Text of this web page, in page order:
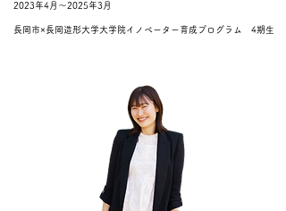
2023年4月〜2025年3月
長岡市×長岡造形大学大学院イノベーター育成プログラム 4期生